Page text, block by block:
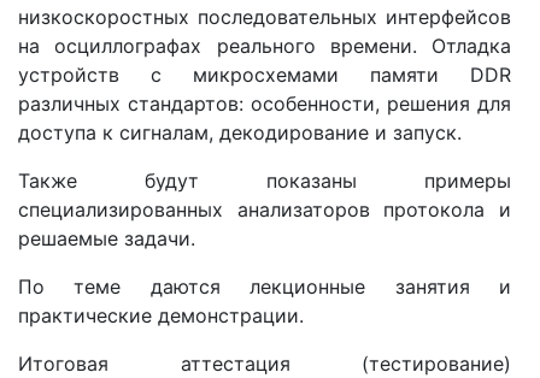
низкоскоростных последовательных интерфейсов
на осциллографах реального времени. Отладка
устройств с микросхемами памяти DDR
различных стандартов: особенности, решения для
доступа к сигналам, декодирование и запуск.
Также будут показаны примеры
специализированных анализаторов протокола и
решаемые задачи.
По теме даются лекционные занятия и
практические демонстрации.
Итоговая аттестация (тестирование)